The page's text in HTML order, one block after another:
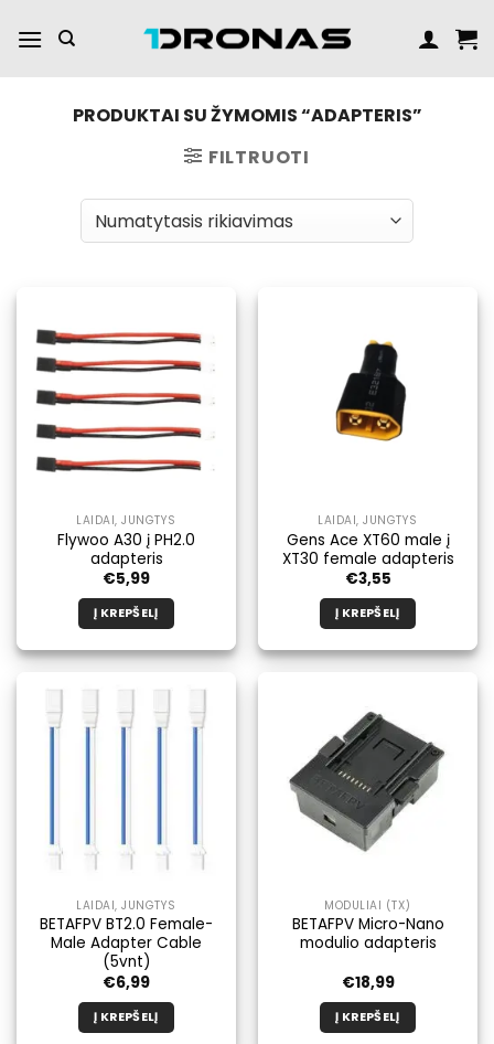
turinį
PRODUKTAI SU ŽYMOMIS “ADAPTERIS”
FILTRUOTI
LAIDAI, JUNGTYS
Flywoo A30 į PH2.0
adapteris
€5,99
Į KREPŠELĮ
LAIDAI, JUNGTYS
Gens Ace XT60 male į
XT30 female adapteris
€3,55
Į KREPŠELĮ
LAIDAI, JUNGTYS
BETAFPV BT2.0 Female-
Male Adapter Cable
(5vnt)
€6,99
Į KREPŠELĮ
MODULIAI (TX)
BETAFPV Micro-Nano
modulio adapteris
€18,99
Į KREPŠELĮ